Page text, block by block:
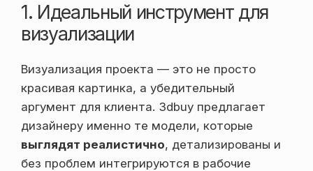
1. Идеальный инструмент для
визуализации
Визуализация проекта — это не просто
красивая картинка, а убедительный
аргумент для клиента. 3dbuy предлагает
дизайнеру именно те модели, которые
выглядят реалистично, детализированы и
без проблем интегрируются в рабочие